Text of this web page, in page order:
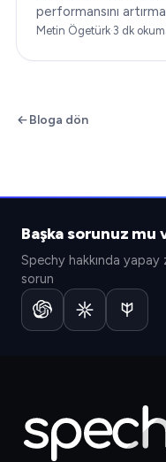
performansını
güçlendirmenize
Metin Ögetürk·3 dk
Bloga dön
Başka sorunuz mu
Spechy hakkında
sorun